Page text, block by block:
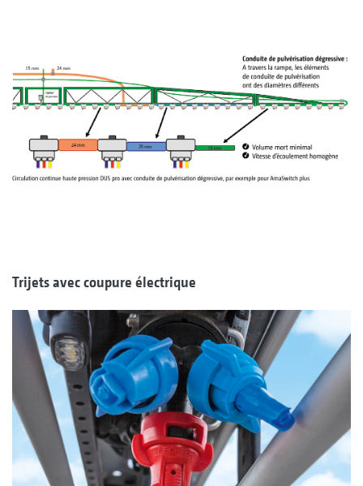
Trijets avec coupure électrique